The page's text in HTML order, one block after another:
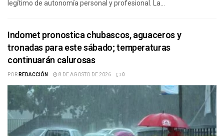
legítimo de autonomía personal y profesional. La...
Indomet pronostica chubascos, aguaceros y
tronadas para este sábado; temperaturas
continuarán calurosas
PORREDACCIÓN 8 DE AGOSTO DE 2026 0